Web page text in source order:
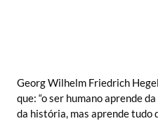
Georg Wilhelm Friedrich
que: “o ser humano aprende
da história, mas aprende tudo